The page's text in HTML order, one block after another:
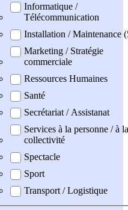
Informatique /
Télécommunication
Installation / Maintenance
Marketing / Stratégie
commerciale
Ressources Humaines
Santé
Secrétariat / Assistanat
Services à la personne / à la
collectivité
Spectacle
Sport
Transport / Logistique